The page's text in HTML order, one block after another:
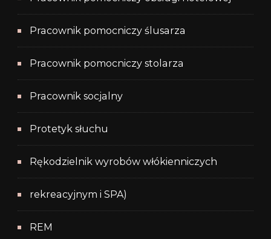
Pracownik pomocniczy ślusarza
Pracownik pomocniczy stolarza
Pracownik socjalny
Protetyk słuchu
Rękodzielnik wyrobów włókienniczych
rekreacyjnym i SPA)
REM